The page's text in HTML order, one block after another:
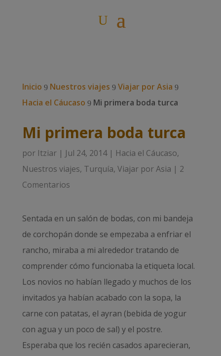
Inicio 9 Nuestros viajes 9 Viajar por Asia 9
Hacia el Cáucaso 9 Mi primera boda turca
Mi primera boda turca
por Itziar| Jul 24, 2014| Hacia el Cáucaso,
Nuestros viajes, Turquía, Viajar por Asia | 2
Comentarios
Sentada en un salón de bodas, con mi bandeja
de corchopán donde se empezaba a enfriar el
rancho, miraba a mi alrededor tratando de
comprender cómo funcionaba la etiqueta local.
Los novios no habían llegado y muchos de los
invitados ya habían acabado con la sopa, la
carne con patatas, el ayran (bebida de yogur
con agua y un poco de sal) y el postre.
Esperaba que los recién casados aparecieran,